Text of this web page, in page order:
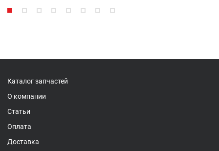
Каталог запчастей
О компании
Статьи
Оплата
Доставка